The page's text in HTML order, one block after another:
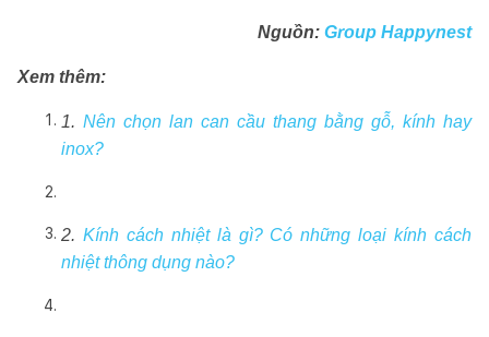
Nguồn: Group Happynest
Xem thêm:
1. Nên chọn lan can cầu thang bằng gỗ, kính hay
inox?
2. Kính cách nhiệt là gì? Có những loại kính cách
nhiệt thông dụng nào?